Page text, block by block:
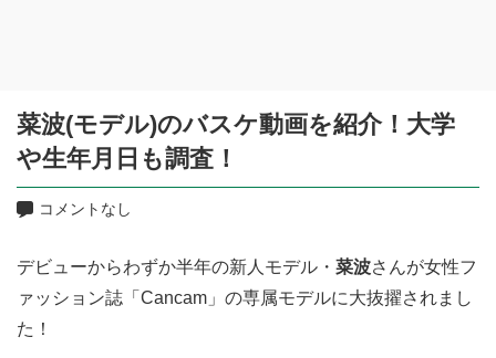
菜波(モデル)のバスケ動画を紹介！大学
や生年月日も調査！
コメントなし
デビューからわずか半年の新人モデル・ 菜波さんが女性フ
ァッション誌「Cancam」の専属モデルに大抜擢されまし
た！